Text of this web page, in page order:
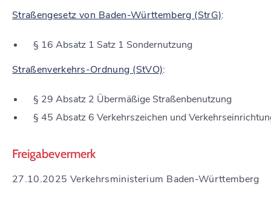
Straßengesetz von Baden-Württemberg (StrG):
§ 16 Absatz 1 Satz 1 Sondernutzung
Straßenverkehrs-Ordnung (StVO):
§ 29 Absatz 2 Übermäßige Straßenbenutzung
§ 45 Absatz 6 Verkehrszeichen und
Freigabevermerk
27.10.2025 Verkehrsministerium Baden-Württemberg